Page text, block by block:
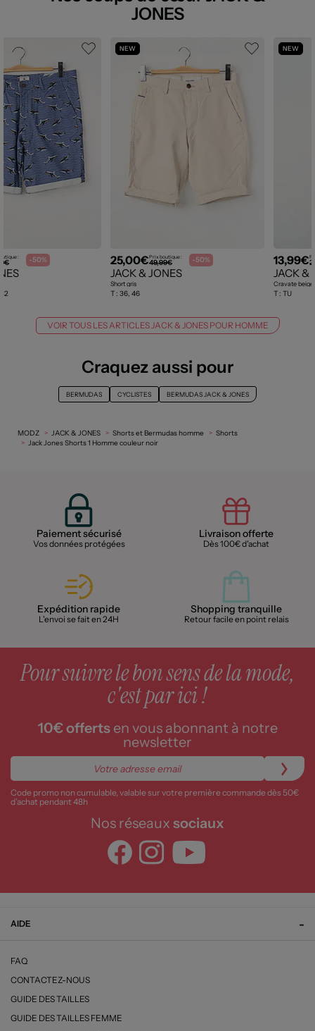
JONES
: -50%
NEW
25,00€Prix boutique :
49,99€ -50%
JACK & JONES
Short gris
T : 36, 46
NEW
13,99€
JACK &
Cravate beige
T : TU
VOIR TOUS LES ARTICLES JACK & JONES POUR HOMME
Craquez aussi pour
BERMUDAS CYCLISTES BERMUDAS JACK & JONES
MODZ JACK & JONES Shorts et Bermudas homme
Shorts
Jack Jones Shorts 1 Homme couleur noir
Paiement sécurisé
Vos données protégées
Livraison offerte
Dès 100€ d'achat
Expédition rapide
L'envoi se fait en 24H
Shopping tranquille
Retour facile en point relais
Pour suivre le bon sens de la mode,
c'est par ici !
10€ offertsen vous abonnant à notre
newsletter
Code promo non cumulable, valable sur votre première commande dès 50€
d’achat pendant 48h
Nos réseaux sociaux
AIDE
FAQ
CONTACTEZ-NOUS
GUIDE DES TAILLES
GUIDE DES TAILLES FEMME